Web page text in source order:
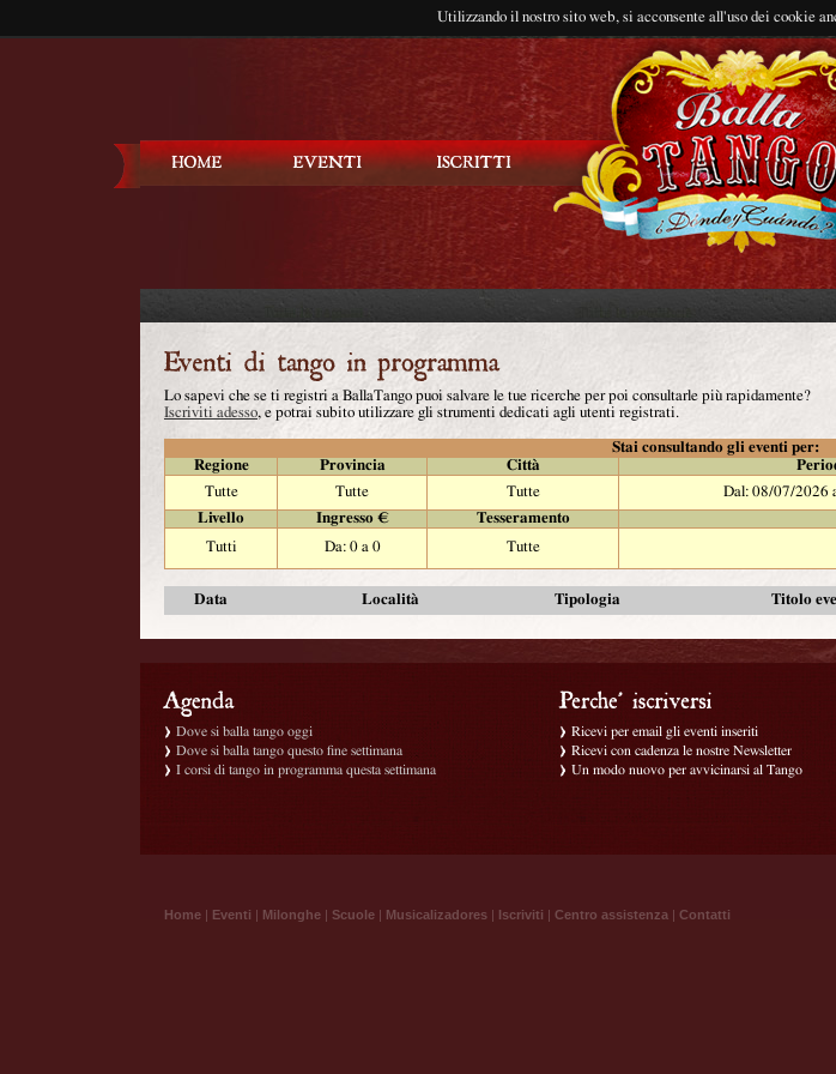
Utilizzando il nostro sito web, si acconsente all'uso dei cookie
Lo sapevi che se ti registri a BallaTango puoi salvare le tue ricerche per poi consultarle più rapidamente?
Iscriviti adesso, e potrai subito utilizzare gli strumenti dedicati agli utenti registrati.
Stai consultando gli eventi per:
Regione
Provincia Città
Tutte
Tutte Tutte Dal: 08/07/2026
Livello
Ingresso €
Tesseramento
Tutti
Da: 0 a 0 Tutte
Data Località Tipologia Titolo
Dove si balla tango oggi
Dove si balla tango questo fine settimana
I corsi di tango in programma questa settimana
Ricevi per email gli eventi inseriti
Ricevi con cadenza le nostre Newsletter
Un modo nuovo per avvicinarsi al Tango
Home | Eventi | Milonghe | Scuole | Musicalizadores | Iscriviti | Centro assistenza | Contatti